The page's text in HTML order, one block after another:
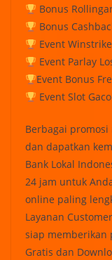
Bonus
Bonus
Event
Event Parlay
Event Bonus
Event Slot
Berbagai
dan dapatkan
Bank Lokal
24 jam untuk
online paling
Layanan
siap memberikan
Gratis dan